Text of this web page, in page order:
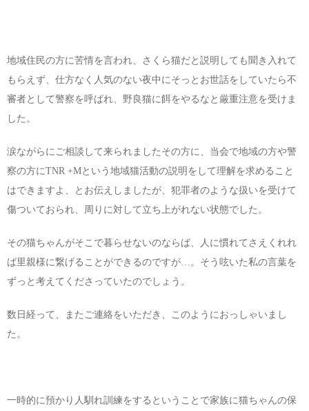
地域住民の方に苦情を言われ、さくら猫だと説明しても聞き入れて
もらえず、仕方なく人気のない夜中にそっとお世話をしていたら不
審者として警察を呼ばれ、野良猫に餌をやるなと厳重注意を受けま
した。
涙ながらにご相談して来られましたその方に、当会で地域の方や警
察の方にTNR +Mという地域猫活動の説明をして理解を求めること
はできますよ、とお伝えしましたが、犯罪者のような扱いを受けて
傷ついておられ、周りに対して立ち上がれない状態でした。
その猫ちゃんがそこで暮らせないのならば、人に慣れてさえくれれ
ば里親様に繋げることができるのですが…。そう呟いた私の言葉を
ずっと考えてくださっていたのでしょう。
数日経って、またご連絡をいただき、このようにおっしゃいまし
た。
一時的に預かり人馴れ訓練をするということで家族に猫ちゃんの保